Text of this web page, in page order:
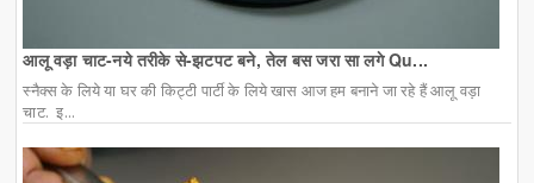
आलू वड़ा चाट-नये तरीके से-झटपट बने, तेल बस जरा सा लगे Qu...
स्नैक्स के लिये या घर की किट्टी पार्टी के लिये खास आज हम बनाने जा रहे हैं आलू वड़ा
चाट. इ...